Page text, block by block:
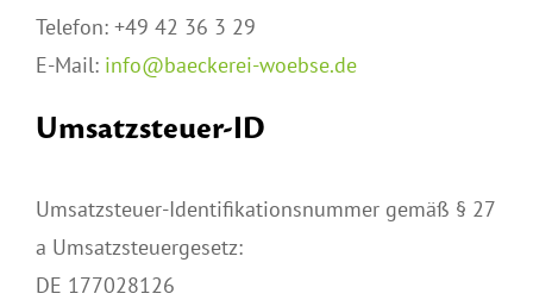
Telefon: +49 42 36 3 29
E-Mail: info@baeckerei-woebse.de
Umsatzsteuer-ID
Umsatzsteuer-Identifikationsnummer gemäß § 27
a Umsatzsteuergesetz:
DE 177028126